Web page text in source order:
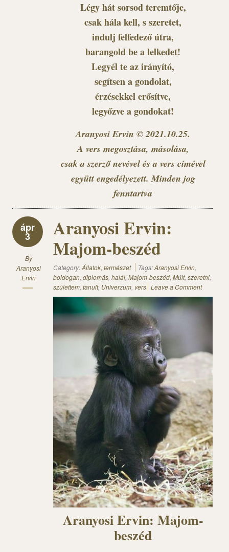
Légy hát sorsod teremtője,
csak hála kell, s szeretet,
indulj felfedező útra,
barangold be a lelkedet!
Legyél te az irányító,
segítsen a gondolat,
érzésekkel erősítve,
legyőzve a gondokat!
Aranyosi Ervin © 2021.10.25.
A vers megosztása, másolása,
csak a szerző nevével és a vers címével
együtt engedélyezett. Minden jog
fenntartva
ápr
3
By
Aranyosi
Ervin
Aranyosi Ervin:
Majom-beszéd
Category:Állatok, természet Tags:Aranyosi Ervin,
boldogan, diplomás, halál, Majom-beszéd, Múlt, szeretni,
születtem, tanult, Univerzum, vers Leave a Comment
Aranyosi Ervin: Majom-
beszéd